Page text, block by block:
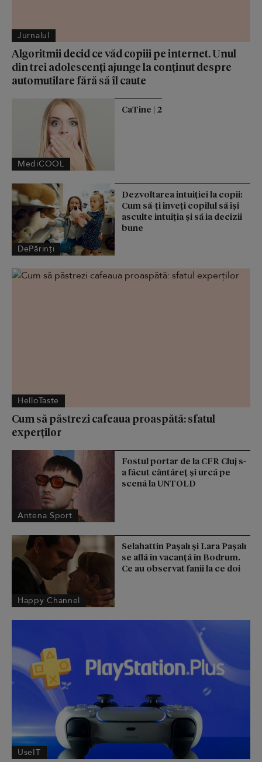
Jurnalul
Algoritmii decid ce văd copiii pe internet. Unul
din trei adolescenți ajunge la conținut despre
automutilare fără să îl caute
MediCOOL
CaTine | 2
DePărinți
Dezvoltarea intuiției la copii:
Cum să-ți înveți copilul să își
asculte intuiția și să ia decizii
bune
HelloTaste
Cum să păstrezi cafeaua proaspătă: sfatul
experților
Antena Sport
Fostul portar de la CFR Cluj s-
a făcut cântăreţ şi urcă pe
scenă la UNTOLD
Happy Channel
Selahattin Paşalı și Lara Paşalı
se află în vacanță în Bodrum.
Ce au observat fanii la ce doi
UseIT